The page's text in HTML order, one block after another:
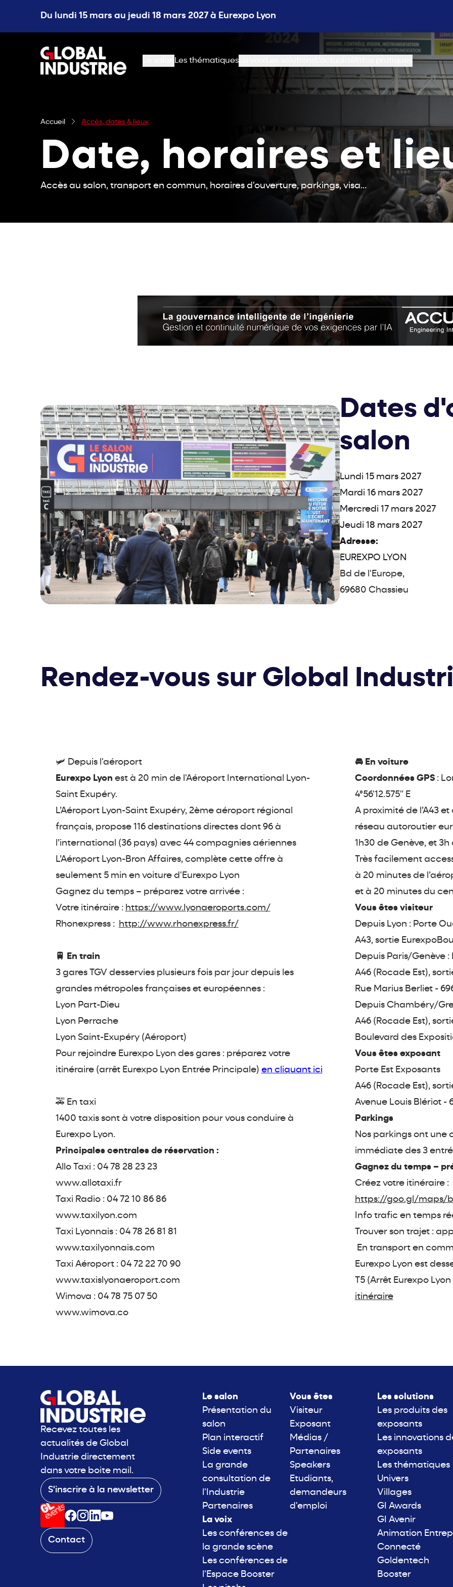
Du lundi 15 mars au jeudi 18 mars 2027 à Eurexpo Lyon
page.home
Les thématiques
Accueil Accès, dates & lieux
Date, horaires et
Accès au salon, transport en commun, horaires d'ouverture, parkings, visa...
Dates
salon
Lundi 15 mars 2027
Mardi 16 mars 2027
Mercredi 17 mars 2027
Jeudi 18 mars 2027
Adresse:
EUREXPO LYON
Bd de l'Europe,
69680 Chassieu
Rendez-vous sur Global
🛩️ Depuis l'aéroport
Eurexpo Lyon est à 20 min de l'Aéroport International Lyon-
Saint Exupéry.
L’Aéroport Lyon-Saint Exupéry, 2ème aéroport régional
français, propose 116 destinations directes dont 96 à
l’international (36 pays) avec 44 compagnies aériennes
L’Aéroport Lyon-Bron Affaires, complète cette offre à
seulement 5 min en voiture d'Eurexpo Lyon
Gagnez du temps – préparez votre arrivée :
Votre itinéraire : https://www.lyonaeroports.com/
Rhonexpress : http://www.rhonexpress.fr/
🚆 En train
3 gares TGV desservies plusieurs fois par jour depuis les
grandes métropoles françaises et européennes :
Lyon Part-Dieu
Lyon Perrache
Lyon Saint-Exupéry (Aéroport)
Pour rejoindre Eurexpo Lyon des gares : préparez votre
itinéraire (arrêt Eurexpo Lyon Entrée Principale) en cliquant ici
🚕 En taxi
1400 taxis sont à votre disposition pour vous conduire à
Eurexpo Lyon.
Principales centrales de réservation :
Allo Taxi : 04 78 28 23 23
www.allotaxi.fr
Taxi Radio : 04 72 10 86 86
www.taxilyon.com
Taxi Lyonnais : 04 78 26 81 81
www.taxilyonnais.com
Taxi Aéroport : 04 72 22 70 90
www.taxislyonaeroport.com
Wimova : 04 78 75 07 50
www.wimova.co
🚘 En voiture
Coordonnées GPS :
4°56'12.575" E
A proximité de l’A43
réseau autoroutier
1h30 de Genève, et 3h
Très facilement
à 20 minutes de
et à 20 minutes du
Vous êtes visiteur
Depuis Lyon : Porte
A43, sortie
Depuis Paris/Genève
A46 (Rocade Est),
Rue Marius Berliet -
Depuis Chambéry/
A46 (Rocade Est),
Boulevard des
Vous êtes exposant
Porte Est Exposants
A46 (Rocade Est),
Avenue Louis Blériot -
Parkings
Nos parkings ont une
immédiate des 3
Gagnez du temps –
Créez votre itinéraire :
https://goo.gl/maps/
Info trafic en temps
Trouver son trajet :
En transport en
Eurexpo Lyon est
T5 (Arrêt Eurexpo
itinéraire
Recevez toutes les
actualités de Global
Industrie directement
dans votre boite mail.
S'inscrire à la newsletter
Contact
Le salon
Présentation du
salon
Plan interactif
Side events
La grande
consultation de
l'Industrie
Partenaires
La voix
Les conférences de
la grande scène
Les conférences de
l'Espace Booster
Vous êtes
Visiteur
Exposant
Médias /
Partenaires
Speakers
Etudiants,
demandeurs
d'emploi
Les solutions
Les produits des
exposants
Les innovations
exposants
Les thématiques
Univers
Villages
GI Awards
GI Avenir
Animation
Connecté
Goldentech
Booster